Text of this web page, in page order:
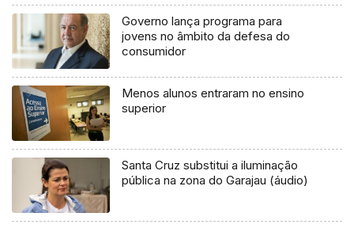
Governo lança programa para
jovens no âmbito da defesa do
consumidor
Menos alunos entraram no ensino
superior
Santa Cruz substitui a iluminação
pública na zona do Garajau (áudio)